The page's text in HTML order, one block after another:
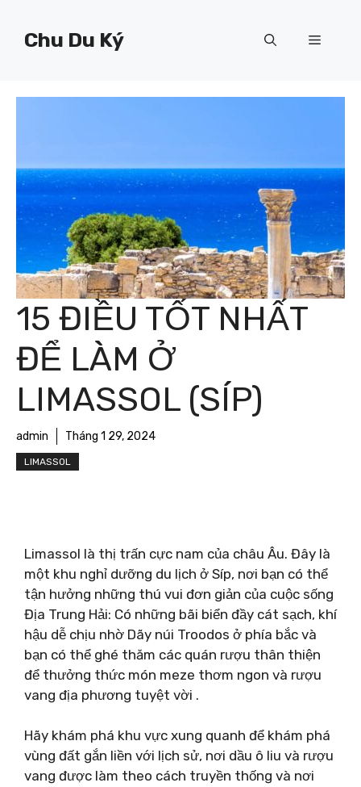
Chu Du Ký Menu
15 ĐIỀU TỐT NHẤT
ĐỂ LÀM Ở
LIMASSOL (SÍP)
admin Tháng 1 29, 2024
LIMASSOL
Limassol là thị trấn cực nam của châu Âu. Đây là
một khu nghỉ dưỡng du lịch ở Síp, nơi bạn có thể
tận hưởng những thú vui đơn giản của cuộc sống
Địa Trung Hải: Có những bãi biển đầy cát sạch, khí
hậu dễ ​​chịu nhờ Dãy núi Troodos ở phía bắc và
bạn có thể ghé thăm các quán rượu thân thiện
để thưởng thức món meze thơm ngon và rượu
vang địa phương tuyệt vời .
Hãy khám phá khu vực xung quanh để khám phá
vùng đất gắn liền với lịch sử, nơi dầu ô liu và rượu
vang được làm theo cách truyền thống và nơi